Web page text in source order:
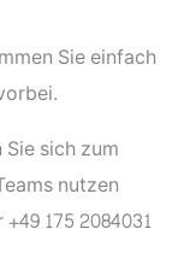
Sie einfach
sich zum
nutzen
175 2084031